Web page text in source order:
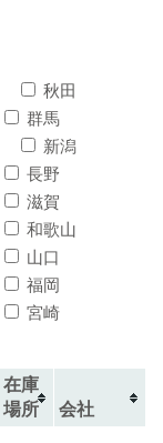
秋田
群馬
新潟
長野
滋賀
和歌山
山口
福岡
宮崎
在庫
場所
会社